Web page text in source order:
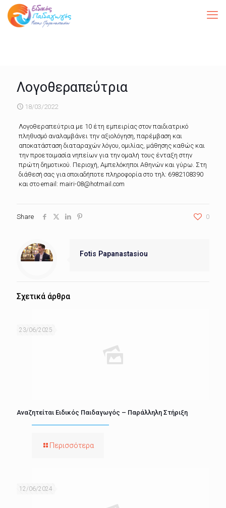
Λογοθεραπεύτρια
18/03/2022
Λογοθεραπεύτρια με 10 έτη εμπειρίας στον παιδιατρικό
πληθυσμό αναλαμβάνει την αξιολόγηση, παρέμβαση και
αποκατάσταση διαταραχών λόγου, ομιλίας, μάθησης καθώς και
την προετοιμασία νηπείων για την ομαλή τους ένταξη στην
πρώτη δημοτικού. Περιοχή, Αμπελόκηποι Αθηνών και γύρω. Στη
διάθεσή σας για οποιαδήποτε πληροφορία στο τηλ: 6982108390
και στο email: mairi-08@hotmail.com
Share 0
Fotis Papanastasiou
Σχετικά άρθρα
23/06/2025
Αναζητείται Ειδικός Παιδαγωγός – Παράλληλη Στήριξη
Περισσότερα
12/06/2024